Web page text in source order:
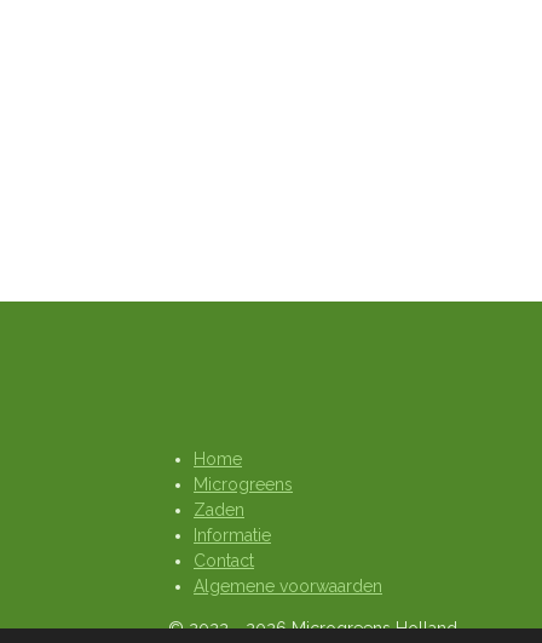
Home
Microgreens
Zaden
Informatie
Contact
Algemene voorwaarden
© 2022 - 2026 Microgreens Holland